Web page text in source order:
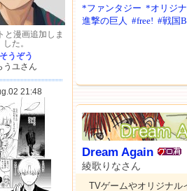
*ファンタジー *オリジ
進撃の巨人 #free! #戦国
Dream Again
綾歌りなさん
TVゲームやオリジナル